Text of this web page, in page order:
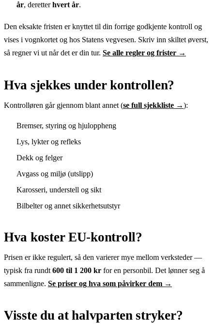
år, deretterhvert år.
Den eksakte fristen er knyttet til din forrige godkjente kontroll og
vises i vognkortet og hos Statens vegvesen. Skriv inn skiltet øverst,
så regner vi ut når det er din tur. Se alle regler og frister →
Hva sjekkes under kontrollen?
Kontrolløren går gjennom blant annet (se full sjekkliste →):
Bremser, styring og hjuloppheng
Lys, lykter og refleks
Dekk og felger
Avgass og miljø (utslipp)
Karosseri, understell og sikt
Bilbelter og annet sikkerhetsutstyr
Hva koster EU-kontroll?
Prisen er ikke regulert, så den varierer mye mellom verksteder —
typisk fra rundt 600 til 1 200 kr for en personbil. Det lønner seg å
sammenligne. Se priser og hva som påvirker dem →
Visste du at halvparten stryker?